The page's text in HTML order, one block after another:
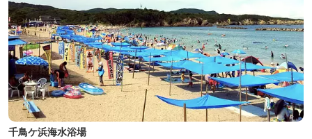
千鳥ケ浜海水浴場